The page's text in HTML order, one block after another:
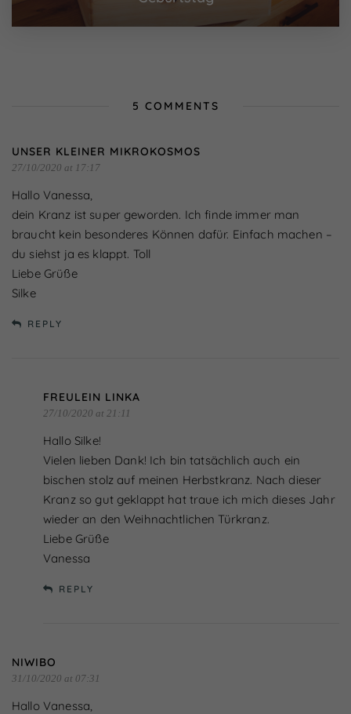
5 COMMENTS
UNSER KLEINER MIKROKOSMOS
27/10/2020 at 17:17
Hallo Vanessa,
dein Kranz ist super geworden. Ich finde immer man
braucht kein besonderes Können dafür. Einfach machen –
du siehst ja es klappt. Toll
Liebe Grüße
Silke
REPLY
FREULEIN LINKA
27/10/2020 at 21:11
Hallo Silke!
Vielen lieben Dank! Ich bin tatsächlich auch ein
bischen stolz auf meinen Herbstkranz. Nach dieser
Kranz so gut geklappt hat traue ich mich dieses Jahr
wieder an den Weihnachtlichen Türkranz.
Liebe Grüße
Vanessa
REPLY
NIWIBO
31/10/2020 at 07:31
Hallo Vanessa,
Externe Medien (7)
Cookie-Informationen anzeigen